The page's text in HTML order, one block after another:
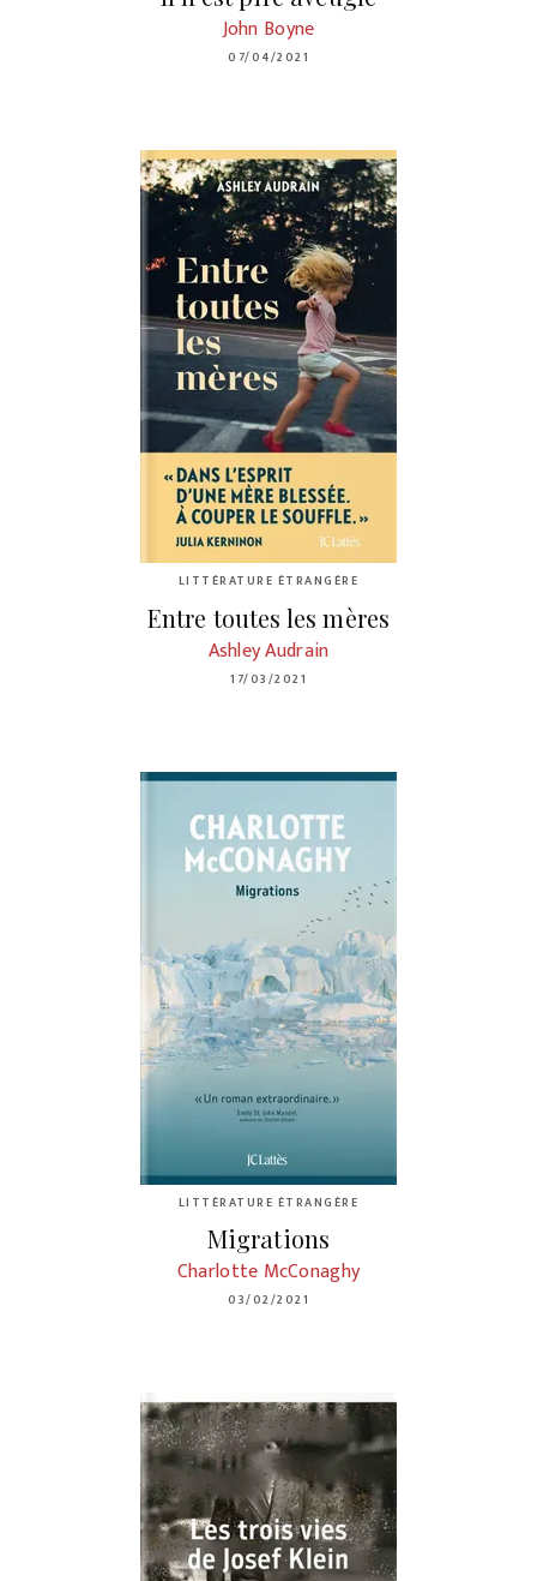
John Boyne
07/04/2021
LITTÉRATURE ÉTRANGÈRE
Entre toutes les mères
Ashley Audrain
17/03/2021
LITTÉRATURE ÉTRANGÈRE
Migrations
Charlotte McConaghy
03/02/2021